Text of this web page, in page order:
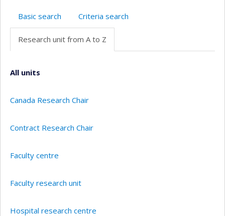
Basic search Criteria search
Research unit from A to Z
All units
Canada Research Chair
Contract Research Chair
Faculty centre
Faculty research unit
Hospital research centre